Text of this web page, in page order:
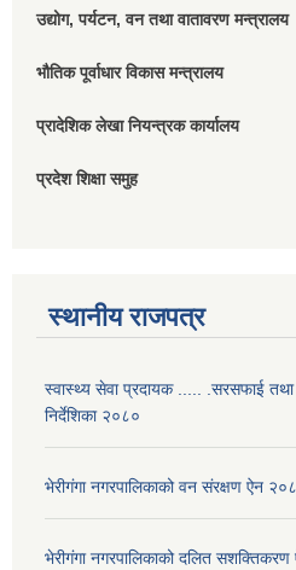
उद्योग, पर्यटन, वन तथा वातावरण मन्त्रालय
भौतिक पूर्वाधार विकास मन्त्रालय
प्रादेशिक लेखा नियन्त्रक कार्यालय
प्रदेश शिक्षा समुह
स्थानीय राजपत्र
स्वास्थ्य सेवा प्रदायक ..... .सरसफाई तथा
निर्देशिका २०८०
भेरीगंगा नगरपालिकाको वन संरक्षण ऐन
भेरीगंगा नगरपालिकाको दलित